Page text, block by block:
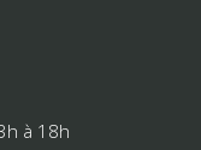
à 18h